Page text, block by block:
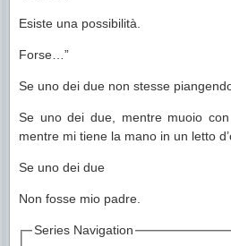
Esiste una possibilità.
Forse…”
Se uno dei due non stesse
Se uno dei due, mentre muoio
mentre mi tiene la mano in un letto
Se uno dei due
Non fosse mio padre.
Series Navigation